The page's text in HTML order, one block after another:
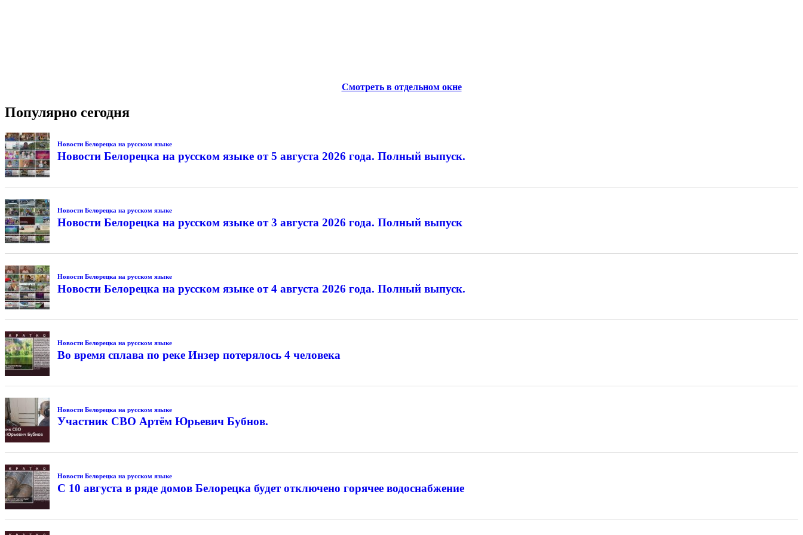
Смотреть в отдельном окне
Популярно сегодня
Новости Белорецка на русском языке
Новости Белорецка на русском языке от 5 августа 2026 года. Полный выпуск.
Новости Белорецка на русском языке
Новости Белорецка на русском языке от 3 августа 2026 года. Полный выпуск
Новости Белорецка на русском языке
Новости Белорецка на русском языке от 4 августа 2026 года. Полный выпуск.
Новости Белорецка на русском языке
Во время сплава по реке Инзер потерялось 4 человека
Новости Белорецка на русском языке
Участник СВО Артём Юрьевич Бубнов.
Новости Белорецка на русском языке
С 10 августа в ряде домов Белорецка будет отключено горячее водоснабжение